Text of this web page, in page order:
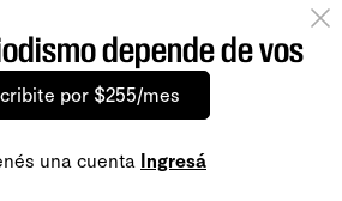
depende de vos
por $255/mes
una cuenta Ingresá